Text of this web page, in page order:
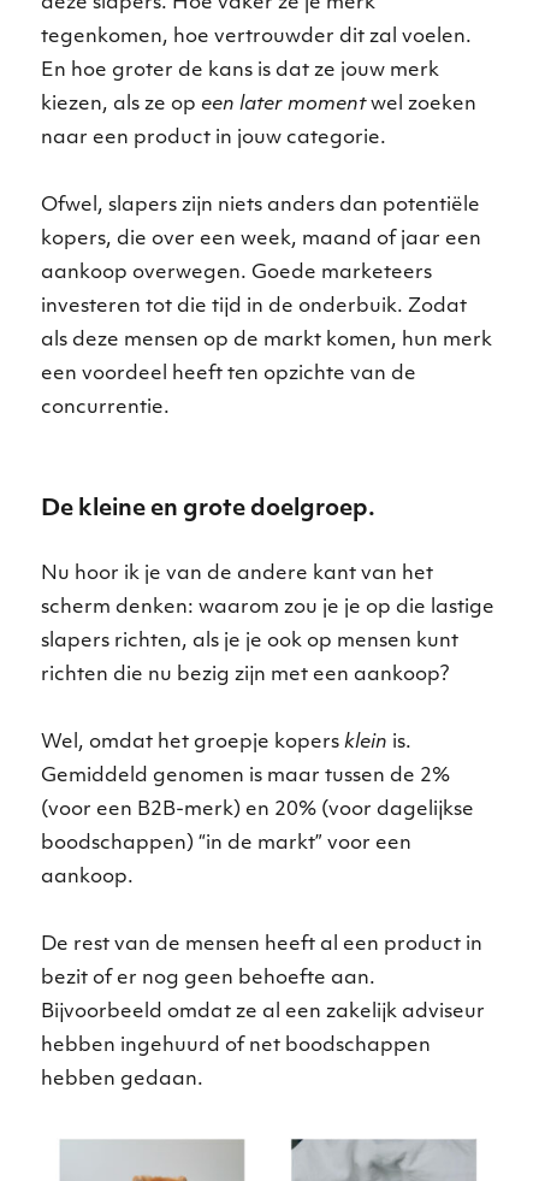
deze slapers. Hoe vaker ze je merk
tegenkomen, hoe vertrouwder dit zal voelen.
En hoe groter de kans is dat ze jouw merk
kiezen, als ze opeen later momentwel zoeken
naar een product in jouw categorie.
Ofwel, slapers zijn niets anders dan potentiële
kopers, die over een week, maand of jaar een
aankoop overwegen. Goede marketeers
investeren tot die tijd in de onderbuik. Zodat
als deze mensen op de markt komen, hun merk
een voordeel heeft ten opzichte van de
concurrentie.
De kleine en grote doelgroep.
Nu hoor ik je van de andere kant van het
scherm denken: waarom zou je je op die lastige
slapers richten, als je je ook op mensen kunt
richten die nu bezig zijn met een aankoop?
Wel, omdat het groepje kopersklein is.
Gemiddeld genomen is maar tussen de 2%
(voor een B2B-merk) en 20% (voor dagelijkse
boodschappen) “in de markt” voor een
aankoop.
De rest van de mensen heeft al een product in
bezit of er nog geen behoefte aan.
Bijvoorbeeld omdat ze al een zakelijk adviseur
hebben ingehuurd of net boodschappen
hebben gedaan.